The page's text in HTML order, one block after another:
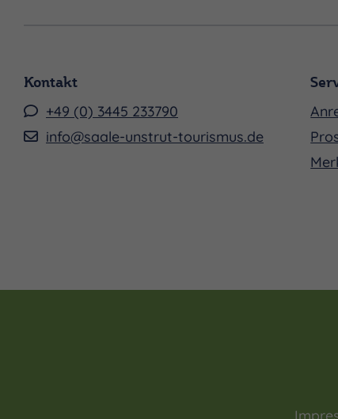
Kontakt
+49 (0) 3445 233790
info@saale-unstrut-tourismus.de